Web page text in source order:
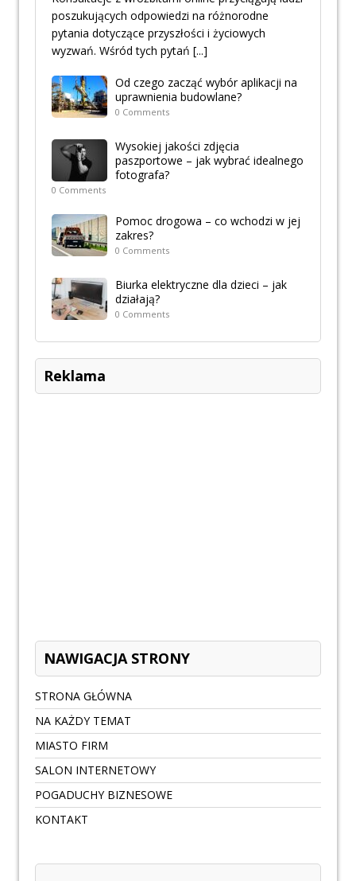
poszukujących odpowiedzi na różnorodne
pytania dotyczące przyszłości i życiowych
wyzwań. Wśród tych pytań [...]
Od czego zacząć wybór aplikacji na
uprawnienia budowlane?
0 Comments
Wysokiej jakości zdjęcia
paszportowe – jak wybrać idealnego
fotografa?
0 Comments
Pomoc drogowa – co wchodzi w jej
zakres?
0 Comments
Biurka elektryczne dla dzieci – jak
działają?
0 Comments
Reklama
NAWIGACJA STRONY
STRONA GŁÓWNA
NA KAŻDY TEMAT
MIASTO FIRM
SALON INTERNETOWY
POGADUCHY BIZNESOWE
KONTAKT